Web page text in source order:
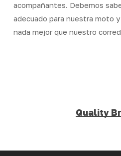
acompañantes. Debemos
adecuado para nuestra moto
nada mejor que nuestro
Quality